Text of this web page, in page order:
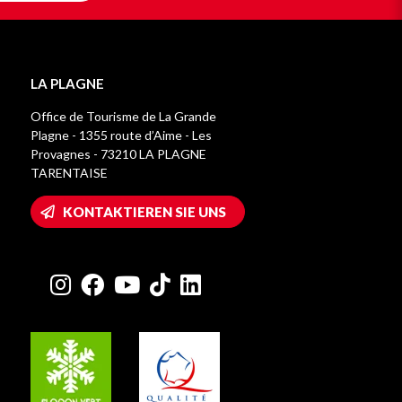
LA PLAGNE
Office de Tourisme de La Grande
Plagne - 1355 route d’Aime - Les
Provagnes - 73210 LA PLAGNE
TARENTAISE
KONTAKTIEREN SIE UNS